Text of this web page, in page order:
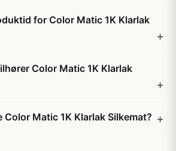
for Color Matic 1K Klarlak
Color Matic 1K Klarlak
Color Matic 1K Klarlak Silkemat?